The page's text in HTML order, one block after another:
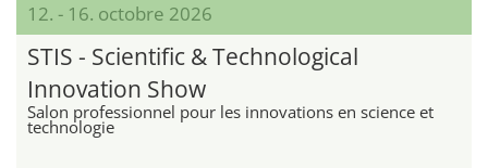
12. - 16. octobre 2026
STIS - Scientific & Technological
Innovation Show
Salon professionnel pour les innovations en science et
technologie